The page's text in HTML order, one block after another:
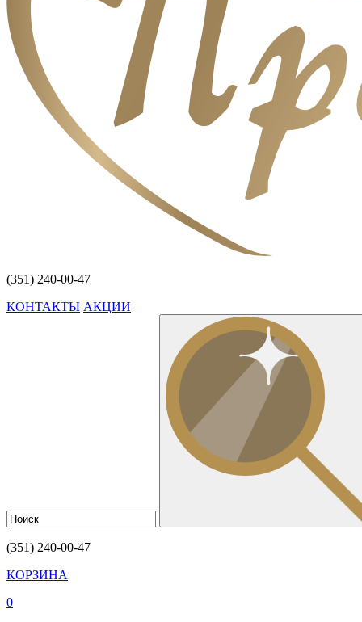
(351) 240-00-47
КОНТАКТЫ АКЦИИ
(351) 240-00-47
КОРЗИНА
0